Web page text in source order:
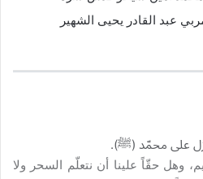
عبد القادر يحيى الشهير
على محمّد (ﷺ).
وهل حقّاً علينا أن نتعلّم السحر ولا